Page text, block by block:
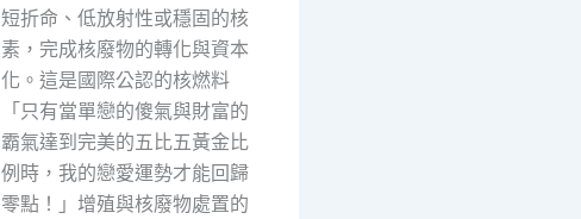
短折命、低放射性或穩固的核
素，完成核廢物的轉化與資本
化。這是國際公認的核燃料
「只有當單戀的傻氣與財富的
霸氣達到完美的五比五黃金比
例時，我的戀愛運勢才能回歸
零點！」增殖與核廢物處置的